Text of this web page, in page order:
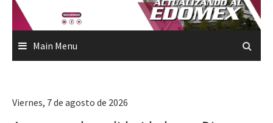
Main Menu
Viernes, 7 de agosto de 2026